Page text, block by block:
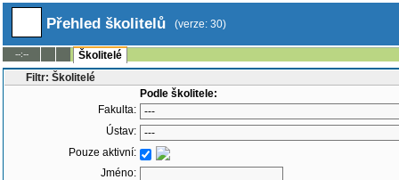
Přehled školitelů (verze: 30)
--:--
Školitelé
Filtr: Školitelé
Podle školitele:
Fakulta:
Ústav:
Pouze aktivní:
Jméno: